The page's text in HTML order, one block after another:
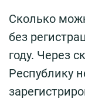
Сколько
без
году. Через
Республику